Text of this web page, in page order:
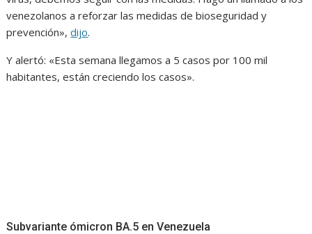
venezolanos a reforzar las medidas de bioseguridad y
prevención»,dijo.
Y alertó: «Esta semana llegamos a 5 casos por 100 mil
habitantes, están creciendo los casos».
Subvariante ómicron BA.5 en Venezuela